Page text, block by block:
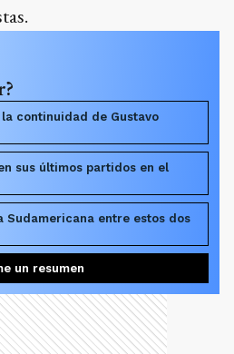
continuidad de Gustavo
sus últimos partidos en el
Sudamericana entre estos dos
un resumen